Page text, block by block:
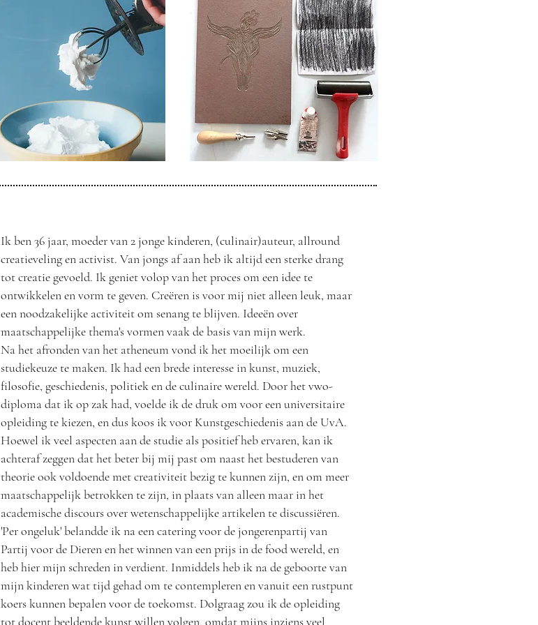
Ik ben 36 jaar, moeder van 2 jonge kinderen, (culinair)auteur, allround
creatieveling en activist. Van jongs af aan heb ik altijd een sterke drang
tot creatie gevoeld. Ik geniet volop van het proces om een idee te
ontwikkelen en vorm te geven. Creëren is voor mij niet alleen leuk, maar
een noodzakelijke activiteit om senang te blijven. Ideeën over
maatschappelijke thema's vormen vaak de basis van mijn werk.
Na het afronden van het atheneum vond ik het moeilijk om een
studiekeuze te maken. Ik had een brede interesse in kunst, muziek,
filosofie, geschiedenis, politiek en de culinaire wereld. Door het vwo-
diploma dat ik op zak had, voelde ik de druk om voor een universitaire
opleiding te kiezen, en dus koos ik voor Kunstgeschiedenis aan de UvA.
Hoewel ik veel aspecten aan de studie als positief heb ervaren, kan ik
achteraf zeggen dat het beter bij mij past om naast het bestuderen van
theorie ook voldoende met creativiteit bezig te kunnen zijn, en om meer
maatschappelijk betrokken te zijn, in plaats van alleen maar in het
academische discours over wetenschappelijke artikelen te discussiëren.
'Per ongeluk' belandde ik na een catering voor de jongerenpartij van
Partij voor de Dieren en het winnen van een prijs in de food wereld, en
heb hier mijn schreden in verdient. Inmiddels heb ik na de geboorte van
mijn kinderen wat tijd gehad om te contempleren en vanuit een rustpunt
koers kunnen bepalen voor de toekomst. Dolgraag zou ik de opleiding
tot docent beeldende kunst willen volgen, omdat mijns inziens veel